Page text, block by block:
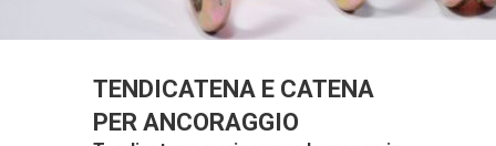
TENDICATENA E CATENA
PER ANCORAGGIO